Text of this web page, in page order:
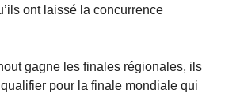
ont laissé la concurrence
gagne les finales régionales, ils
pour la finale mondiale qui